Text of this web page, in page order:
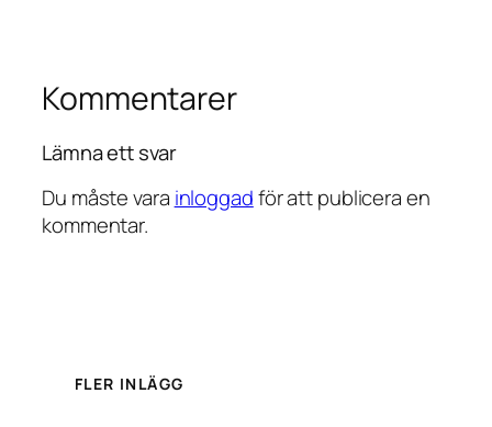
Kommentarer
Lämna ett svar
Du måste vara inloggadför att publicera en
kommentar.
FLER INLÄGG